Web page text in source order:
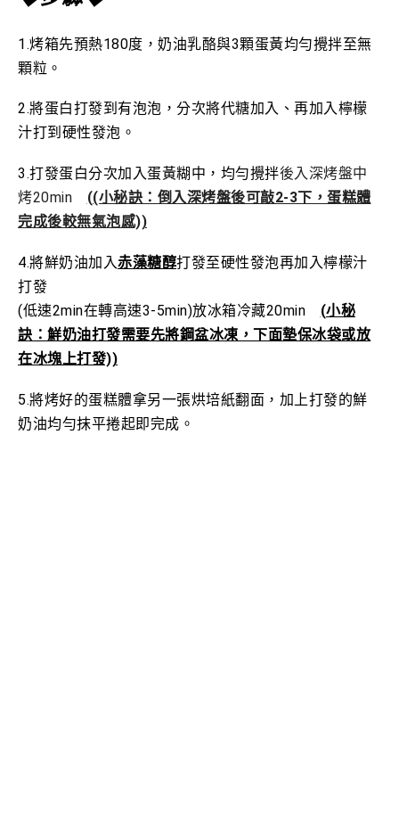
1.烤箱先預熱180度，奶油乳酪與3顆蛋黃均勻攪拌至無
顆粒。
2.將蛋白打發到有泡泡，分次將代糖加入、再加入檸檬
汁打到硬性發泡。
3.打發蛋白分次加入蛋黃糊中，均勻攪拌後入深烤盤中
烤20min ((小秘訣：倒入深烤盤後可敲2-3下，蛋糕體
完成後較無氣泡感))
4.將鮮奶油加入赤藻糖醇打發至硬性發泡再加入檸檬汁
打發
(低速2min在轉高速3-5min)放冰箱冷藏20min (小秘
訣：鮮奶油打發需要先將鋼盆冰凍，下面墊保冰袋或放
在冰塊上打發))
5.將烤好的蛋糕體拿另一張烘培紙翻面，加上打發的鮮
奶油均勻抹平捲起即完成。